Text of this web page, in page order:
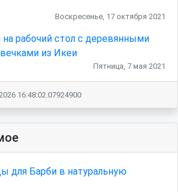
Воскресенье, 17 октября 2021
рабочий стол с деревянными
из Икеи
Пятница, 7 мая 2021
16:48:02.07924900
для Барби в натуральную